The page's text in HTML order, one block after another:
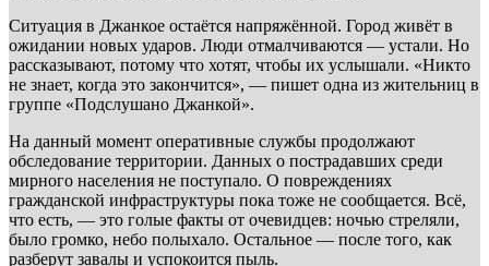
Ситуация в Джанкое остаётся напряжённой. Город живёт в
ожидании новых ударов. Люди отмалчиваются — устали. Но
рассказывают, потому что хотят, чтобы их услышали. «Никто
не знает, когда это закончится», — пишет одна из жительниц в
группе «Подслушано Джанкой».
На данный момент оперативные службы продолжают
обследование территории. Данных о пострадавших среди
мирного населения не поступало. О повреждениях
гражданской инфраструктуры пока тоже не сообщается. Всё,
что есть, — это голые факты от очевидцев: ночью стреляли,
было громко, небо полыхало. Остальное — после того, как
разберут завалы и успокоится пыль.